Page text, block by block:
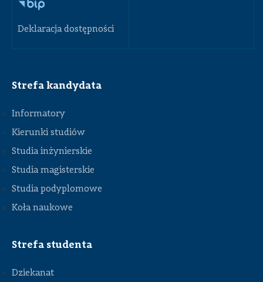
Deklaracja dostępności
Strefa kandydata
Informatory
Kierunki studiów
Studia inżynierskie
Studia magisterskie
Studia podyplomowe
Koła naukowe
Strefa studenta
Dziekanat